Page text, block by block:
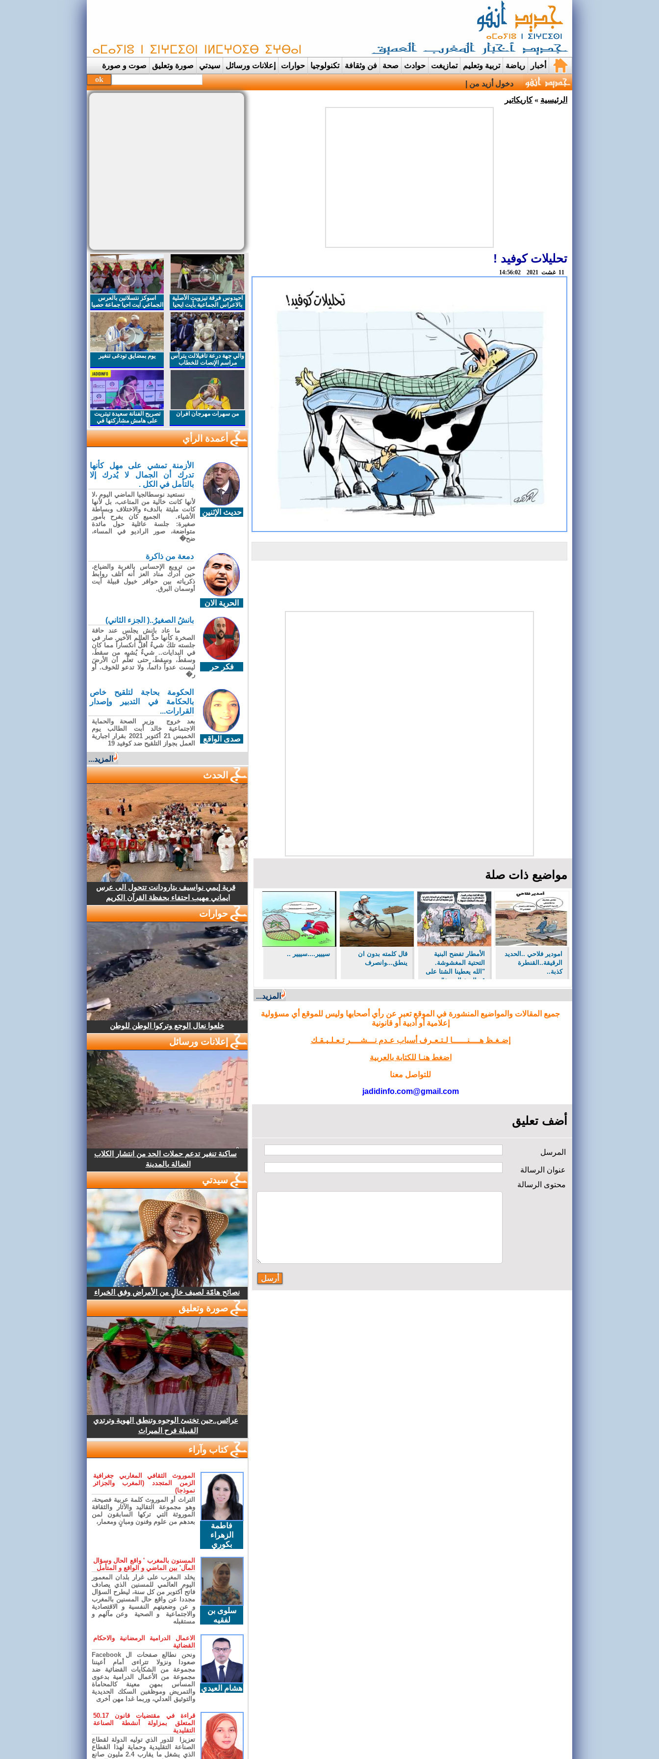
أخبار رياضة تربية وتعليم تمازيغت حوادث صحة فن وثقافة تكنولوجيا حوارات إعلانات ورسائل سيدتي صورة وتعليق صوت و صورة
دخول أزيد من 2,7 مليون من مغاربة العالم منذ انطلاق عملي |
الرئيسية »كاريكاتير
تحليلات كوفيد !
مواضيع ذات صلة
امودير فلاحي ..الحديد
الرقيقة..القنطرة
كذبة..
الأمطار تفضح البنية
التحتية المغشوشة.
"الله يعطينا الشتا على
قد البنية التحتية".
قال كلمته بدون ان
ينطق...وانصرف
سييير....سييير ..
المزيد...
جميع المقالات والمواضيع المنشورة في الموقع تعبر عن رأي أصحابها وليس للموقع أي مسؤولية
إعلامية أو أدبية أو قانونية
إضـغـظ هــــنــــــا لـتـعـرف أسباب عـدم نـــشــــر تـعـلـيـقـك
اضغط هنـا للكتابة بالعربية
للتواصل معنا
jadidinfo.com@gmail.com
أضف تعليق
المرسل
عنوان الرسالة
محتوى الرسالة
احيدوس فرقة تيزويت الأصلية
بالاعراس الجماعية بأيت ايحيا
اسوكز نتسلاتين بالعرس
الجماعي ايت احيا جماعة حصيا
والي جهة درعة تافيلالت يترأس
مراسم الإنصات للخطاب
الملكي السامي بمناسبة
يوم بمضايق تودغى تنغير
من سهرات مهرجان افران
تصريح الفنانة سعيدة تيتريت
على هامش مشاركتها في
مهرجان افران
أعمدة الرأي
حديث الإثنين
الأزمنة تمشي على مهل كأنها
تدرك أن الجمال لا يُدرك إلا
بالتأمل في الكل .
نستعيد نوسطالجيا الماضي اليوم ،لا
لأنها كانت خالية من المتاعب، بل لأنها
كانت مليئة بالدفء والاختلاف وبساطة
الأشياء. الجميع كان يفرح بأمور
صغيرة: جلسة عائلية حول مائدة
متواضعة، صور الراديو في المساء،
ضح�
الحرية الان
دمعة من ذاكرة
من ترويع الإحساس بالغربة والضياع،
حين أدرك مناد العز أنه أتلف روابط
ذكرياته بين حوافر خيول قبيلة آيت
أوسمان البرق.
فكر حر
بانشُ الصغيرُ..( الجزء الثاني)
ما عاد بانش يجلس عند حافة
الصخرة كأنها حدُّ العالم الأخير. صار في
جلسته تلكَ شيءٌ أقلُّ انكساراً مما كان
في البدايات.. شيءٌ يُشبِه من سقطَ،
وسقطَ، وسقطَ، حتى تعلّم أن الأرضَ
ليست عدواً دائماً، ولا تدعو للخوف. أو
ر�
صدى الواقع
الحكومة بحاجة لتلقيح خاص
بالحكامة في التدبير وإصدار
القرارات...
بعد خروج وزير الصحة والحماية
الاجتماعية خالد أبت الطالب يوم
الخميس 21 أكتوبر 2021 بقرار اجبارية
العمل بجواز التلقيح ضد كوفيد 19
المزيد...
الحدث
قرية إيمي نواسيف بتارودانت تتحول الى عرس
ايماني مهيب احتفاء بحفظة القرآن الكريم
حوارات
خلعوا نعال الوجع وتركوا الوطن للوطن
إعلانات ورسائل
ساكنة تنغير تدعم حملات الحد من انتشار الكلاب
الضالة بالمدينة
سيدتي
نصائح هامّة لصيف خالٍ من الأمراض وفق الخبراء
صورة وتعليق
عرائس..حين تختبئ الوجوه وتنطق الهوية وترتدي
القبيلة فرح الميراث
كتاب وآراء
فاطمة
الزهراء
بكوري
الموروث الثقافي المغاربي جغرافية
الزمن المتجدد (المغرب والجزائر
نموذجا)
التراث أو الموروث كلمة عربية فصيحة،
وهو مجموعة التقاليد والآثار والثقافة
الموروثة التي تركها السابقون لمن
بعدهم من علوم وفنون ومبانٍ ومعمار،
سلوى بن
لفقيه
المسنون بالمغرب ' واقع الحال وسؤال
المآل' بين الماضي و الواقع و المتأمل
يخلد المغرب على غرار بلدان المعمور
اليوم العالمي للمسنين الذي يصادف
فاتح أكتوبر من كل سنة، ليطرح السؤال
مجددا عن واقع حال المسنين بالمغرب
و عن وضعيتهم النفسية و الاقتصادية
والاجتماعية و الصحية وعن مآلهم و
مستقبله
هشام العيدي
الاعمال الدرامية الرمضانية والاحكام
القضائية
ونحن نطالع صفحات ال Facebook
صعودا ونزولا تتراءى أمام أعيننا
مجموعة من الشكايات القضائية ضد
مجموعة من الأعمال الدرامية بدعوى
المساس بمهن معينة كالمحاماة
والتمريض وموظفين السكك الحديدية
والتوثيق العدلي، وربما غدا مهن أخرى
قراءة في مقتضيات قانون 50.17
المتعلق بمزاولة أنشطة الصناعة
التقليدية
تعزيزا للدور الذي توليه الدولة لقطاع
الصناعة التقليدية وحماية لهذا القطاع
الذي يشغل ما يقارب 2.4 مليون صانع